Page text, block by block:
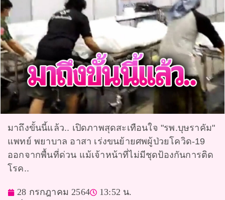
มาถึงขั้นนี้แล้ว.. เปิดภาพสุดสะเทือนใจ "รพ.บุษราคัม"
แพทย์ พยาบาล อาสา เร่งขนย้ายศพผู้ป่วยโควิด-19
ออกจากพื้นที่ด่วน แม้เจ้าหน้าที่ไม่มีชุดป้องกันการติด
โรค..
28 กรกฎาคม 2564
13:52 น.